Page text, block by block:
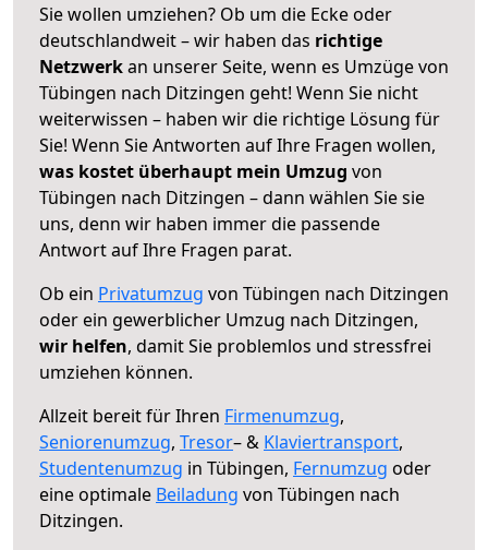
Sie wollen umziehen? Ob um die Ecke oder
deutschlandweit – wir haben das richtige
Netzwerkan unserer Seite, wenn es Umzüge von
Tübingen nach Ditzingen geht! Wenn Sie nicht
weiterwissen – haben wir die richtige Lösung für
Sie! Wenn Sie Antworten auf Ihre Fragen wollen,
was kostet überhaupt mein Umzug von
Tübingen nach Ditzingen – dann wählen Sie sie
uns, denn wir haben immer die passende
Antwort auf Ihre Fragen parat.
Ob ein Privatumzug von Tübingen nach Ditzingen
oder ein gewerblicher Umzug nach Ditzingen,
wir helfen, damit Sie problemlos und stressfrei
umziehen können.
Allzeit bereit für Ihren Firmenumzug,
Seniorenumzug, Tresor– & Klaviertransport,
Studentenumzug in Tübingen, Fernumzug oder
eine optimale Beiladung von Tübingen nach
Ditzingen.